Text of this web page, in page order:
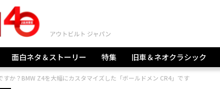
面白ネタ＆ストーリー 特集 旧車＆ネオクラシック
すか？BMW Z4を大幅にカスタマイズした「ボールドメン CR4」です